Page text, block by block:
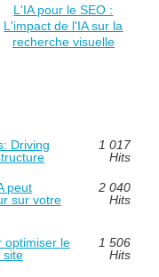
L'IA pour le SEO :
L'impact de l'IA sur la
recherche visuelle
Driving
1 017
Hits
peut
sur votre
2 040
Hits
optimiser le
site
1 506
Hits